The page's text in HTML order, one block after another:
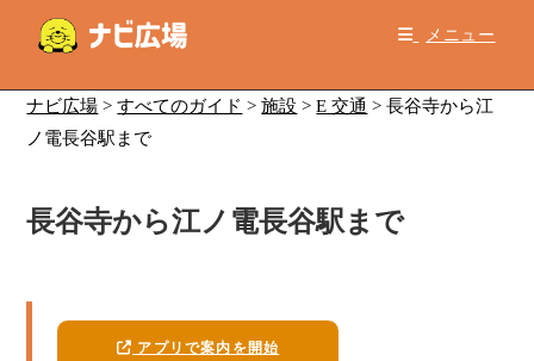
メニュー
ナビ広場 >すべてのガイド >施設 >E 交通 >長谷寺から江
ノ電長谷駅まで
長谷寺から江ノ電長谷駅まで
アプリで案内を開始